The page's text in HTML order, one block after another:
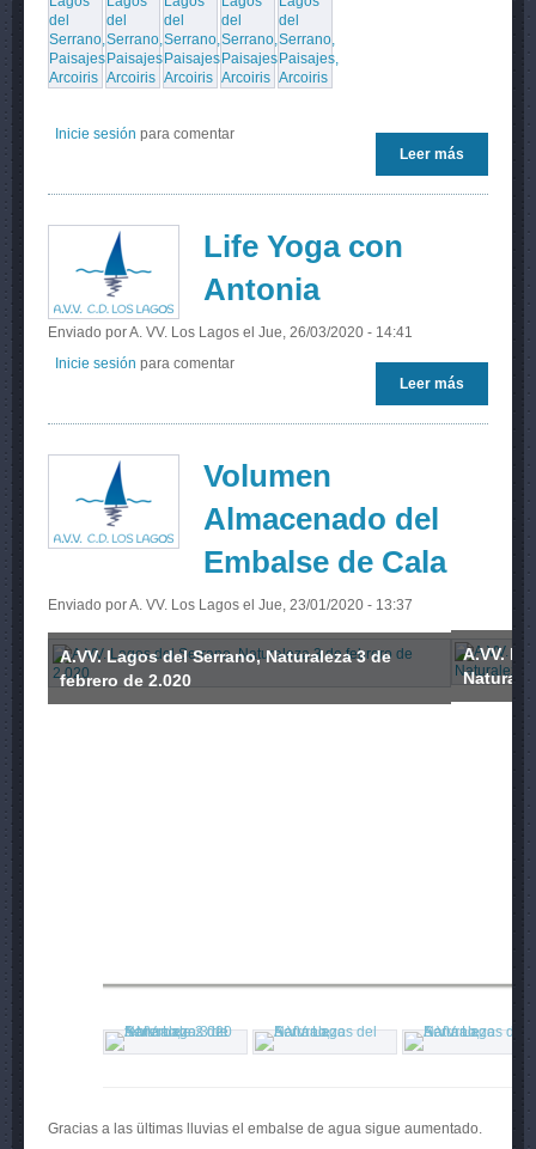
Leer más
Atardecer
en Los
Inicie sesión para comentar
Life Yoga con
Antonia
Enviado porA. VV. Los Lagos el Jue, 26/03/2020 - 14:41
Leer más
Yoga con
Antonia
Inicie sesión para comentar
Volumen
Almacenado del
Embalse de Cala
Enviado porA. VV. Los Lagos el Jue, 23/01/2020 - 13:37
A.VV. Lagos del Serrano, Naturaleza 3 de
febrero de 2.020
A.VV.
Gracias a las ültimas lluvias el embalse de agua sigue aumentado.